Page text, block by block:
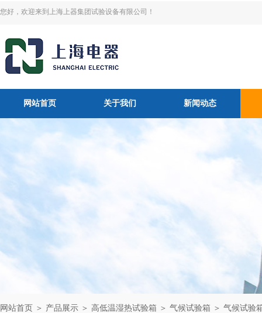
您好，欢迎来到上海上器集团试验设备有限公司！
网站首页 关于我们 新闻动态
网站首页 ＞ 产品展示 ＞ 高低温湿热试验箱 ＞ 气候试验箱 ＞ 气候试验